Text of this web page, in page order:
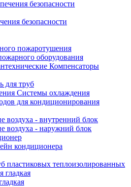
безопасности
пожаротушения
оборудования
Компенсаторы
для труб
Системы охлаждения
для кондиционирования
воздуха - внутренний блок
воздуха - наружний блок
кондиционера
пластиковых теплоизолированных
гладкая